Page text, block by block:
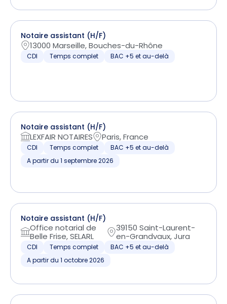
Notaire assistant (H/F)
13000 Marseille, Bouches-du-Rhône
CDI Temps complet BAC +5 et au-delà
Notaire assistant (H/F)
LEXFAIR NOTAIRES Paris, France
CDI Temps complet
BAC +5 et au-delà
A partir du 1 septembre 2026
Notaire assistant (H/F)
Office notarial de
Belle Frise, SELARL
39150 Saint-Laurent-
en-Grandvaux, Jura
CDI Temps complet
BAC +5 et au-delà
A partir du 1 octobre 2026